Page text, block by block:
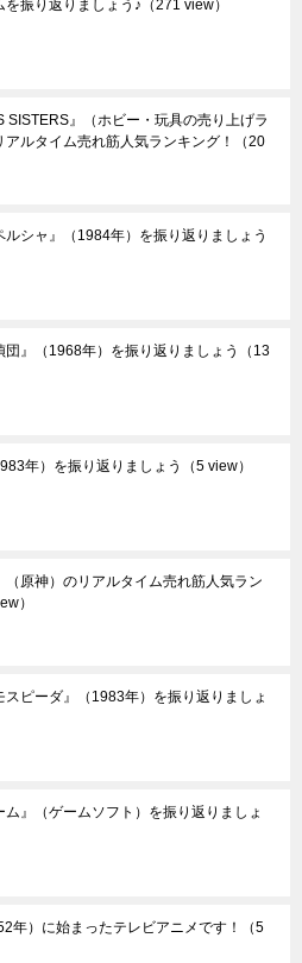
を振り返りましょう♪ （271 view）
SISTERS』（ホビー・玩具の売り上げラ
アルタイム売れ筋人気ランキング！
（20
ルシャ』（1984年）を振り返りましょう
団』（1968年）を振り返りましょう
（13
年）を振り返りましょう （5 view）
（原神）のリアルタイム売れ筋人気ラン
）
スピーダ』（1983年）を振り返りましょ
ム』（ゲームソフト）を振り返りましょ
年）に始まったテレビアニメです！
（5